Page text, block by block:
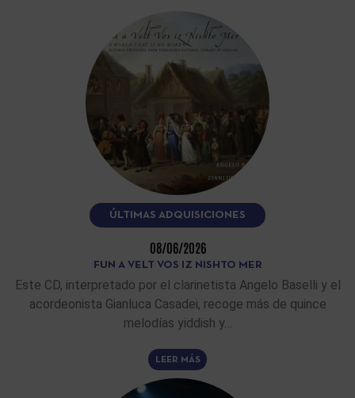
ÚLTIMAS ADQUISICIONES
08/06/2026
FUN A VELT VOS IZ NISHTO MER
Este CD, interpretado por el clarinetista Angelo Baselli y el
acordeonista Gianluca Casadei, recoge más de quince
melodías yiddish y…
LEER MÁS